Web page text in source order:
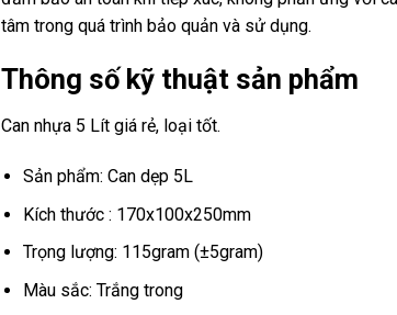
tâm trong quá trình bảo quản và sử dụng.
Thông số kỹ thuật sản phẩm
Can nhựa 5 Lít giá rẻ, loại tốt.
Sản phẩm: Can dẹp 5L
Kích thước : 170x100x250mm
Trọng lượng: 115gram (±5gram)
Màu sắc: Trắng trong